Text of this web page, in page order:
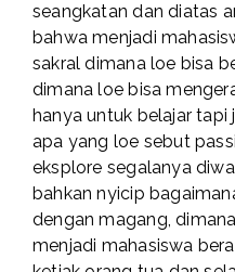
seangkatan dan diatas
bahwa menjadi
sakral dimana loe bisa
dimana loe bisa
hanya untuk belajar
apa yang loe sebut
eksplore segalanya
bahkan nyicip
dengan magang,
menjadi mahasiswa